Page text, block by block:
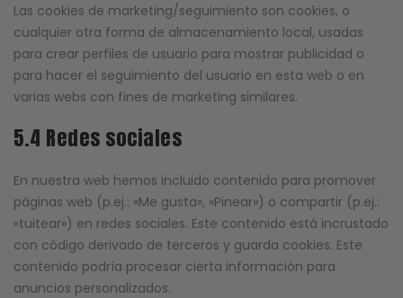
Las cookies de marketing/seguimiento son cookies, o
cualquier otra forma de almacenamiento local, usadas
para crear perfiles de usuario para mostrar publicidad o
para hacer el seguimiento del usuario en esta web o en
varias webs con fines de marketing similares.
5.4 Redes sociales
En nuestra web hemos incluido contenido para promover
páginas web (p.ej.: «Me gusta», «Pinear») o compartir (p.ej.:
«tuitear») en redes sociales. Este contenido está incrustado
con código derivado de terceros y guarda cookies. Este
contenido podría procesar cierta información para
anuncios personalizados.